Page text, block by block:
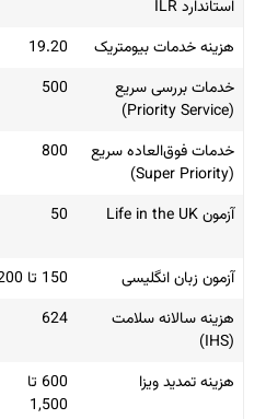
استاندارد ILR
هزینه خدمات بیومتریک
19.20
خدمات بررسی سریع
(Priority Service)
500
خدمات فوق‌العاده سریع
(Super Priority)
800
آزمون Life in the UK
50
آزمون زبان انگلیسی
150 تا 200
هزینه سالانه سلامت
(IHS)
624
هزینه تمدید ویزا
600 تا
1,500